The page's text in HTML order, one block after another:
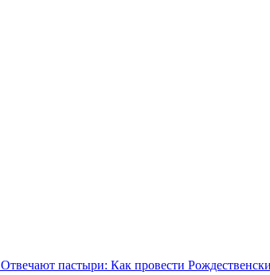
Отвечают пастыри: Как провести